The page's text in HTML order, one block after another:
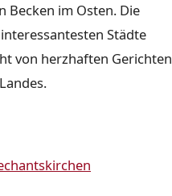
Becken im Osten. Die
Städte
von herzhaften Gerichten